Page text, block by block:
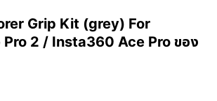
Grip Kit (grey) For
2 / Insta360 Ace Pro ของ